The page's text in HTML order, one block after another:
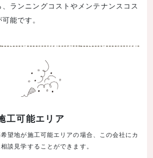
、ランニングコストやメンテナンスコス
能です。
工可能エリア
望地が施工可能エリアの場合、この会社にカ
談見学することができます。